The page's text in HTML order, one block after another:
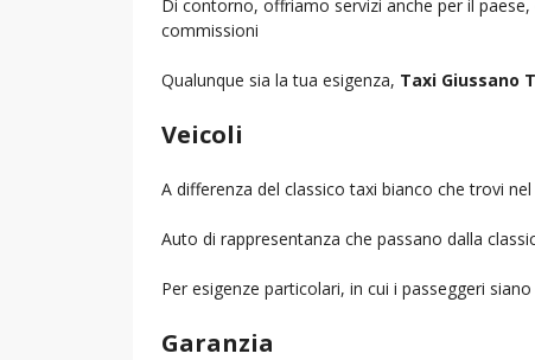
Di contorno, offriamo servizi anche per il
commissioni
Qualunque sia la tua esigenza, Taxi Giussano
Veicoli
A differenza del classico taxi bianco che trovi
Auto di rappresentanza che passano dalla
Per esigenze particolari, in cui i passeggeri
Garanzia